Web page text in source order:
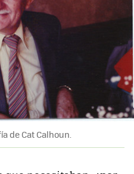
de Cat Calhoun.